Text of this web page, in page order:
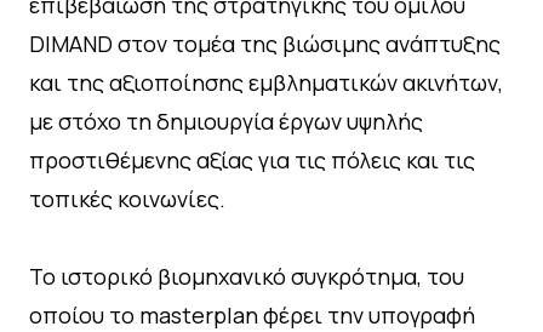
DIMAND στον τομέα της βιώσιμης ανάπτυξης
και της αξιοποίησης εμβληματικών ακινήτων,
με στόχο τη δημιουργία έργων υψηλής
προστιθέμενης αξίας για τις πόλεις και τις
τοπικές κοινωνίες.
Το ιστορικό βιομηχανικό συγκρότημα, του
οποίου το masterplan φέρει την υπογραφή